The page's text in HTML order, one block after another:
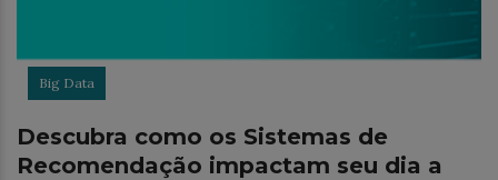
Big Data
Descubra como os Sistemas de
Recomendação impactam seu dia a